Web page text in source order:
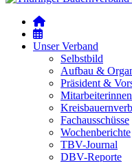
Unser Verband
Selbstbild
Aufbau &
Präsident &
Fachausschüsse
Wochenberichte
TBV-Journal
DBV-Reporte